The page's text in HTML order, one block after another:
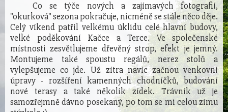
Co se týče nových a zajímavých fotografií,
"okurková" sezona pokračuje, nicméně se stále něco děje.
Celý víkend patřil velkému úklidu celé hlavní budovy,
velké poděkování Kačce a Terce. Ve společenské
místnosti zesvětlujeme dřevěný strop, efekt je jemný.
Montujeme také spoustu regálů, nerez stolů a
vylepšujeme co jde. Už zítra navíc začnou venkovní
úpravy - rozšíření kamenných chodníčků, budování
nové terasy a také několik zídek. Trávník už je
samozřejmně dávno posekaný, po tom se mi celou zimu